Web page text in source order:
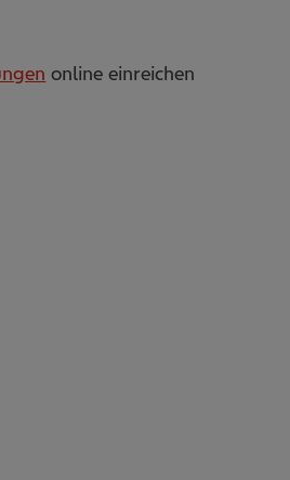
online einreichen